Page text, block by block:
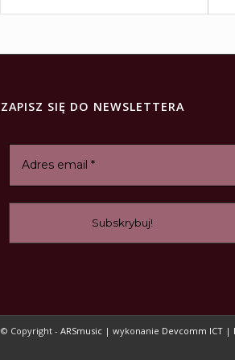
ZAPISZ SIĘ DO NEWSLETTERA
© Copyright - ARSmusic | wykonanie Devcomm ICT |